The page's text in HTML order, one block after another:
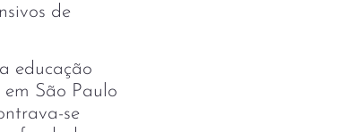
de
educação
São Paulo
se